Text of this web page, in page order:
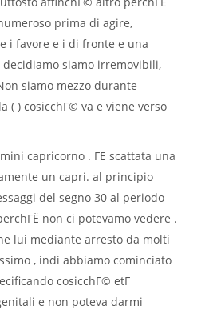
prima di agire,
i favore e i di fronte e una
siamo irremovibili,
siamo mezzo durante
( ) cosicchГ© va e viene verso
capricorno . ГЁ scattata una
un capri. al principio
del segno 30 al periodo
non ci potevamo vedere .
lui mediante arresto da molti
, indi abbiamo cominciato
cosicchГ© etГ
e non poteva darmi